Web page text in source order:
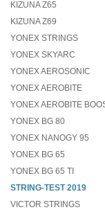
KIZUNA Z65
KIZUNA Z69
YONEX STRINGS
YONEX SKYARC
YONEX AEROSONIC
YONEX AEROBITE
YONEX AEROBITE
YONEX BG 80
YONEX NANOGY 95
YONEX BG 65
YONEX BG 65 TI
STRING-TEST 2019
VICTOR STRINGS